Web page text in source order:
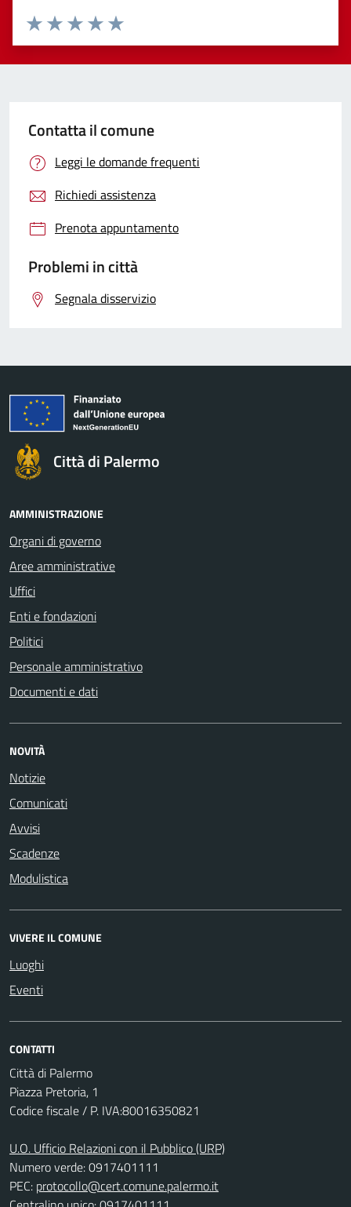
Valuta 5 stelle su 5
Valuta 4 stelle su 5
Valuta 3 stelle su 5
Valuta 2 stelle su 5
Valuta 1 stelle su 5
Contatta il comune
Leggi le domande frequenti
Richiedi assistenza
Prenota appuntamento
Problemi in città
Segnala disservizio
Città di Palermo
AMMINISTRAZIONE
Organi di governo
Aree amministrative
Uffici
Enti e fondazioni
Politici
Personale amministrativo
Documenti e dati
NOVITÀ
Notizie
Comunicati
Avvisi
Scadenze
Modulistica
VIVERE IL COMUNE
Luoghi
Eventi
CONTATTI
Città di Palermo
Piazza Pretoria, 1
Codice fiscale / P. IVA:80016350821
U.O. Ufficio Relazioni con il Pubblico (URP)
Numero verde: 0917401111
PEC: protocollo@cert.comune.palermo.it